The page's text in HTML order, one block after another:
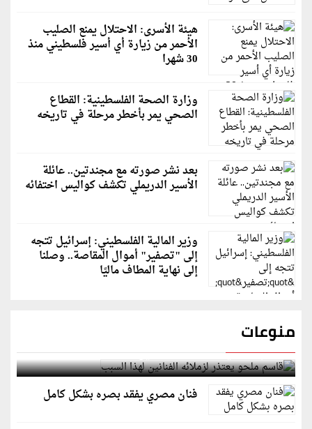
هيئة الأسرى: الاحتلال يمنع الصليب
الأحمر من زيارة أي أسير فلسطيني منذ
30 شهرا
وزارة الصحة الفلسطينية: القطاع
الصحي يمر بأخطر مرحلة في تاريخه
بعد نشر صورته مع مجندتين.. عائلة
الأسير الدريملي تكشف كواليس اختفائه
وزير المالية الفلسطيني: إسرائيل تتجه
إلى "تصفير" أموال المقاصة.. وصلنا
إلى نهاية المطاف ماليًا
منوعات
قاسم ملحو يعتذر لزملائه الفنانين لهذا السبب
فنان مصري يفقد بصره بشكل كامل